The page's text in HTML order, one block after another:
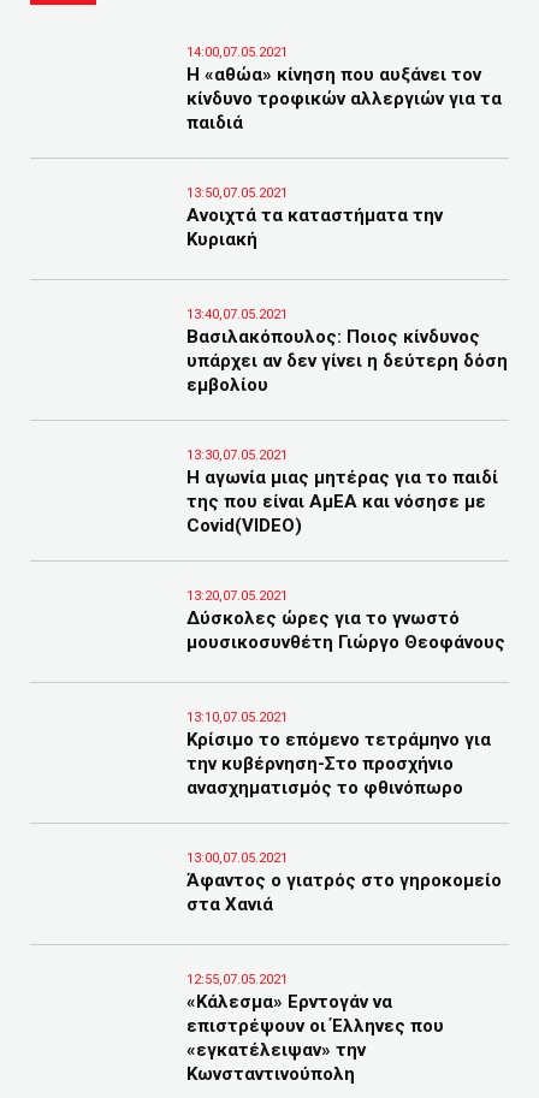
14:00,07.05.2021
Η «αθώα» κίνηση που αυξάνει τον
κίνδυνο τροφικών αλλεργιών για τα
παιδιά
13:50,07.05.2021
Ανοιχτά τα καταστήματα την
Κυριακή
13:40,07.05.2021
Βασιλακόπουλος: Ποιος κίνδυνος
υπάρχει αν δεν γίνει η δεύτερη δόση
εμβολίου
13:30,07.05.2021
Η αγωνία μιας μητέρας για το παιδί
της που είναι ΑμΕΑ και νόσησε με
Covid(VIDEO)
13:20,07.05.2021
Δύσκολες ώρες για το γνωστό
μουσικοσυνθέτη Γιώργο Θεοφάνους
13:10,07.05.2021
Κρίσιμο το επόμενο τετράμηνο για
την κυβέρνηση-Στο προσχήνιο
ανασχηματισμός το φθινόπωρο
13:00,07.05.2021
Άφαντος ο γιατρός στο γηροκομείο
στα Χανιά
12:55,07.05.2021
«Κάλεσμα» Ερντογάν να
επιστρέψουν οι Έλληνες που
«εγκατέλειψαν» την
Κωνσταντινούπολη